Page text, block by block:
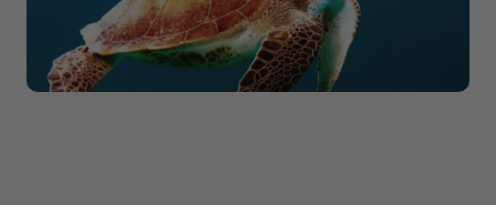
Intermèdia
Confidencial